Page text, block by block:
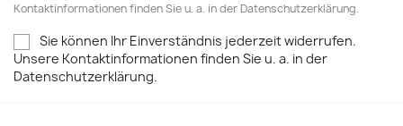
Kontaktinformationen finden Sie u. a. in der Datenschutzerklärung.
Sie können Ihr Einverständnis jederzeit widerrufen.
Unsere Kontaktinformationen finden Sie u. a. in der
Datenschutzerklärung.